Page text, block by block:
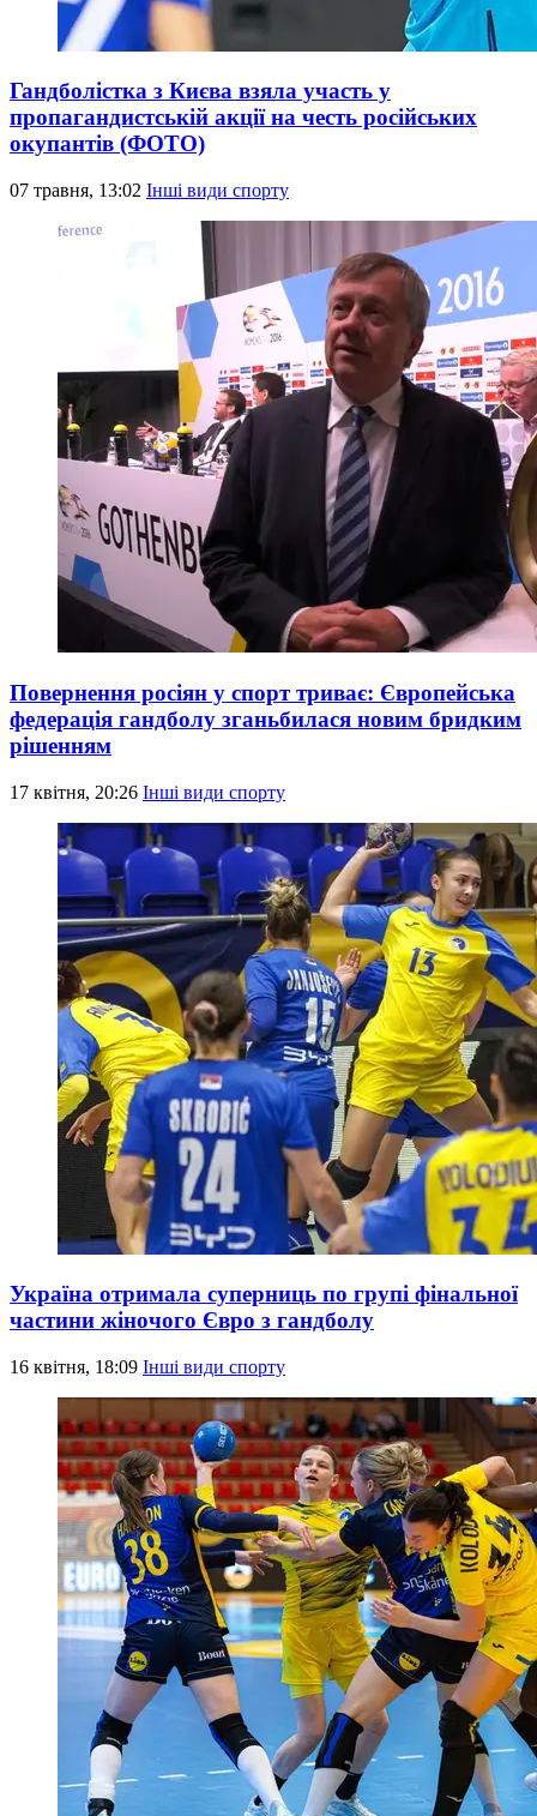
Гандболістка з Києва взяла участь у
пропагандистській акції на честь російських
окупантів (ФОТО)
07 травня, 13:02 Інші види спорту
Повернення росіян у спорт триває: Європейська
федерація гандболу зганьбилася новим бридким
рішенням
17 квітня, 20:26 Інші види спорту
Україна отримала суперниць по групі фінальної
частини жіночого Євро з гандболу
16 квітня, 18:09 Інші види спорту